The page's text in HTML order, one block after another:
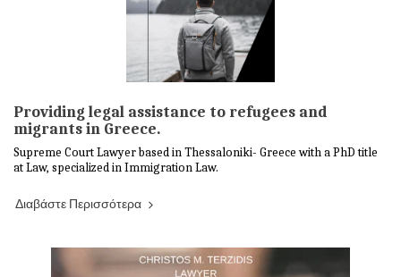
Providing legal assistance to refugees and
migrants in Greece.
Supreme Court Lawyer based in Thessaloniki- Greece with a PhD title
at Law, specialized in Immigration Law.
Διαβάστε Περισσότερα